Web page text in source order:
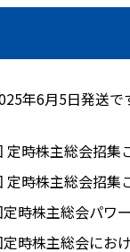
年6月5日発送
定時株主総会招集
定時株主総会招集
時株主総会パワ
時株主総会にお